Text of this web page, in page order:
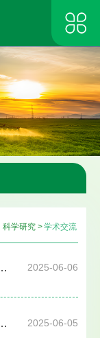
科学研究 >学术交流
2025-06-06
2025-06-05